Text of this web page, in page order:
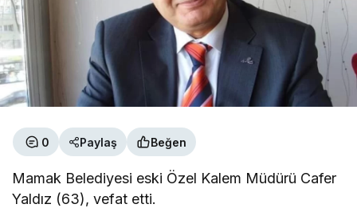
0 Paylaş Beğen
Mamak Belediyesi eski Özel Kalem Müdürü Cafer
Yaldız (63), vefat etti.